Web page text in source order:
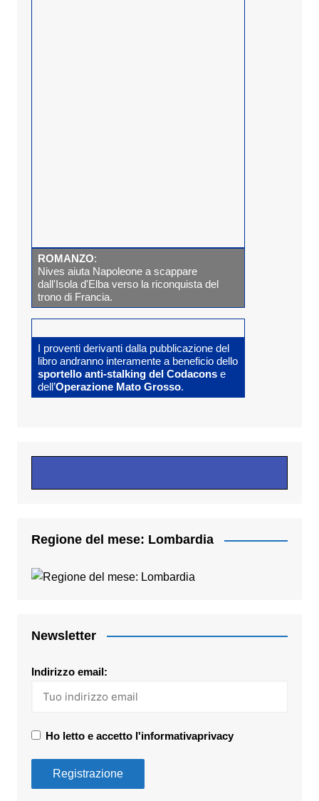
ROMANZO:
Nives aiuta Napoleone a scappare
dall'Isola d'Elba verso la riconquista del
trono di Francia.
I proventi derivanti dalla pubblicazione del
libro andranno interamente a beneficio dello
sportello anti-stalking del Codaconse
dell’Operazione Mato Grosso.
Regione del mese: Lombardia
Newsletter
Indirizzo email:
Ho letto e accetto l'informativaprivacy